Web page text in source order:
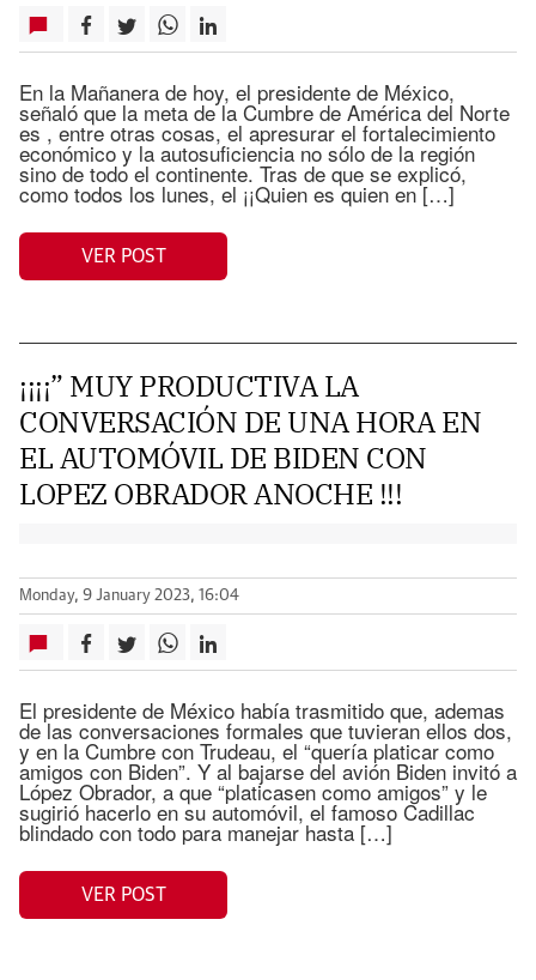
En la Mañanera de hoy, el presidente de México,
señaló que la meta de la Cumbre de América del Norte
es , entre otras cosas, el apresurar el fortalecimiento
económico y la autosuficiencia no sólo de la región
sino de todo el continente. Tras de que se explicó,
como todos los lunes, el ¡¡Quien es quien en […]
VER POST
¡¡¡¡” MUY PRODUCTIVA LA
CONVERSACIÓN DE UNA HORA EN
EL AUTOMÓVIL DE BIDEN CON
LOPEZ OBRADOR ANOCHE !!!
Monday, 9 January 2023, 16:04
El presidente de México había trasmitido que, ademas
de las conversaciones formales que tuvieran ellos dos,
y en la Cumbre con Trudeau, el “quería platicar como
amigos con Biden”. Y al bajarse del avión Biden invitó a
López Obrador, a que “platicasen como amigos” y le
sugirió hacerlo en su automóvil, el famoso Cadillac
blindado con todo para manejar hasta […]
VER POST